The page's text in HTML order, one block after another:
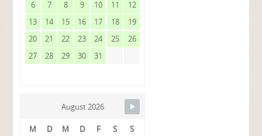
6
7 8 9 10 11
12
13
14 15 16 17 18
19
20
21 22 23 24 25
26
27
28 29 30 31
August 2026
M D M D F S
S